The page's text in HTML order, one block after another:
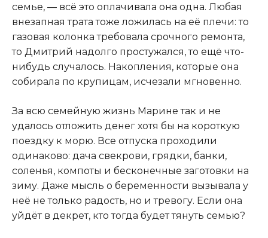
семье, — всё это оплачивала она одна. Любая
внезапная трата тоже ложилась на её плечи: то
газовая колонка требовала срочного ремонта,
то Дмитрий надолго простужался, то ещё что-
нибудь случалось. Накопления, которые она
собирала по крупицам, исчезали мгновенно.
За всю семейную жизнь Марине так и не
удалось отложить денег хотя бы на короткую
поездку к морю. Все отпуска проходили
одинаково: дача свекрови, грядки, банки,
соленья, компоты и бесконечные заготовки на
зиму. Даже мысль о беременности вызывала у
неё не только радость, но и тревогу. Если она
уйдёт в декрет, кто тогда будет тянуть семью?